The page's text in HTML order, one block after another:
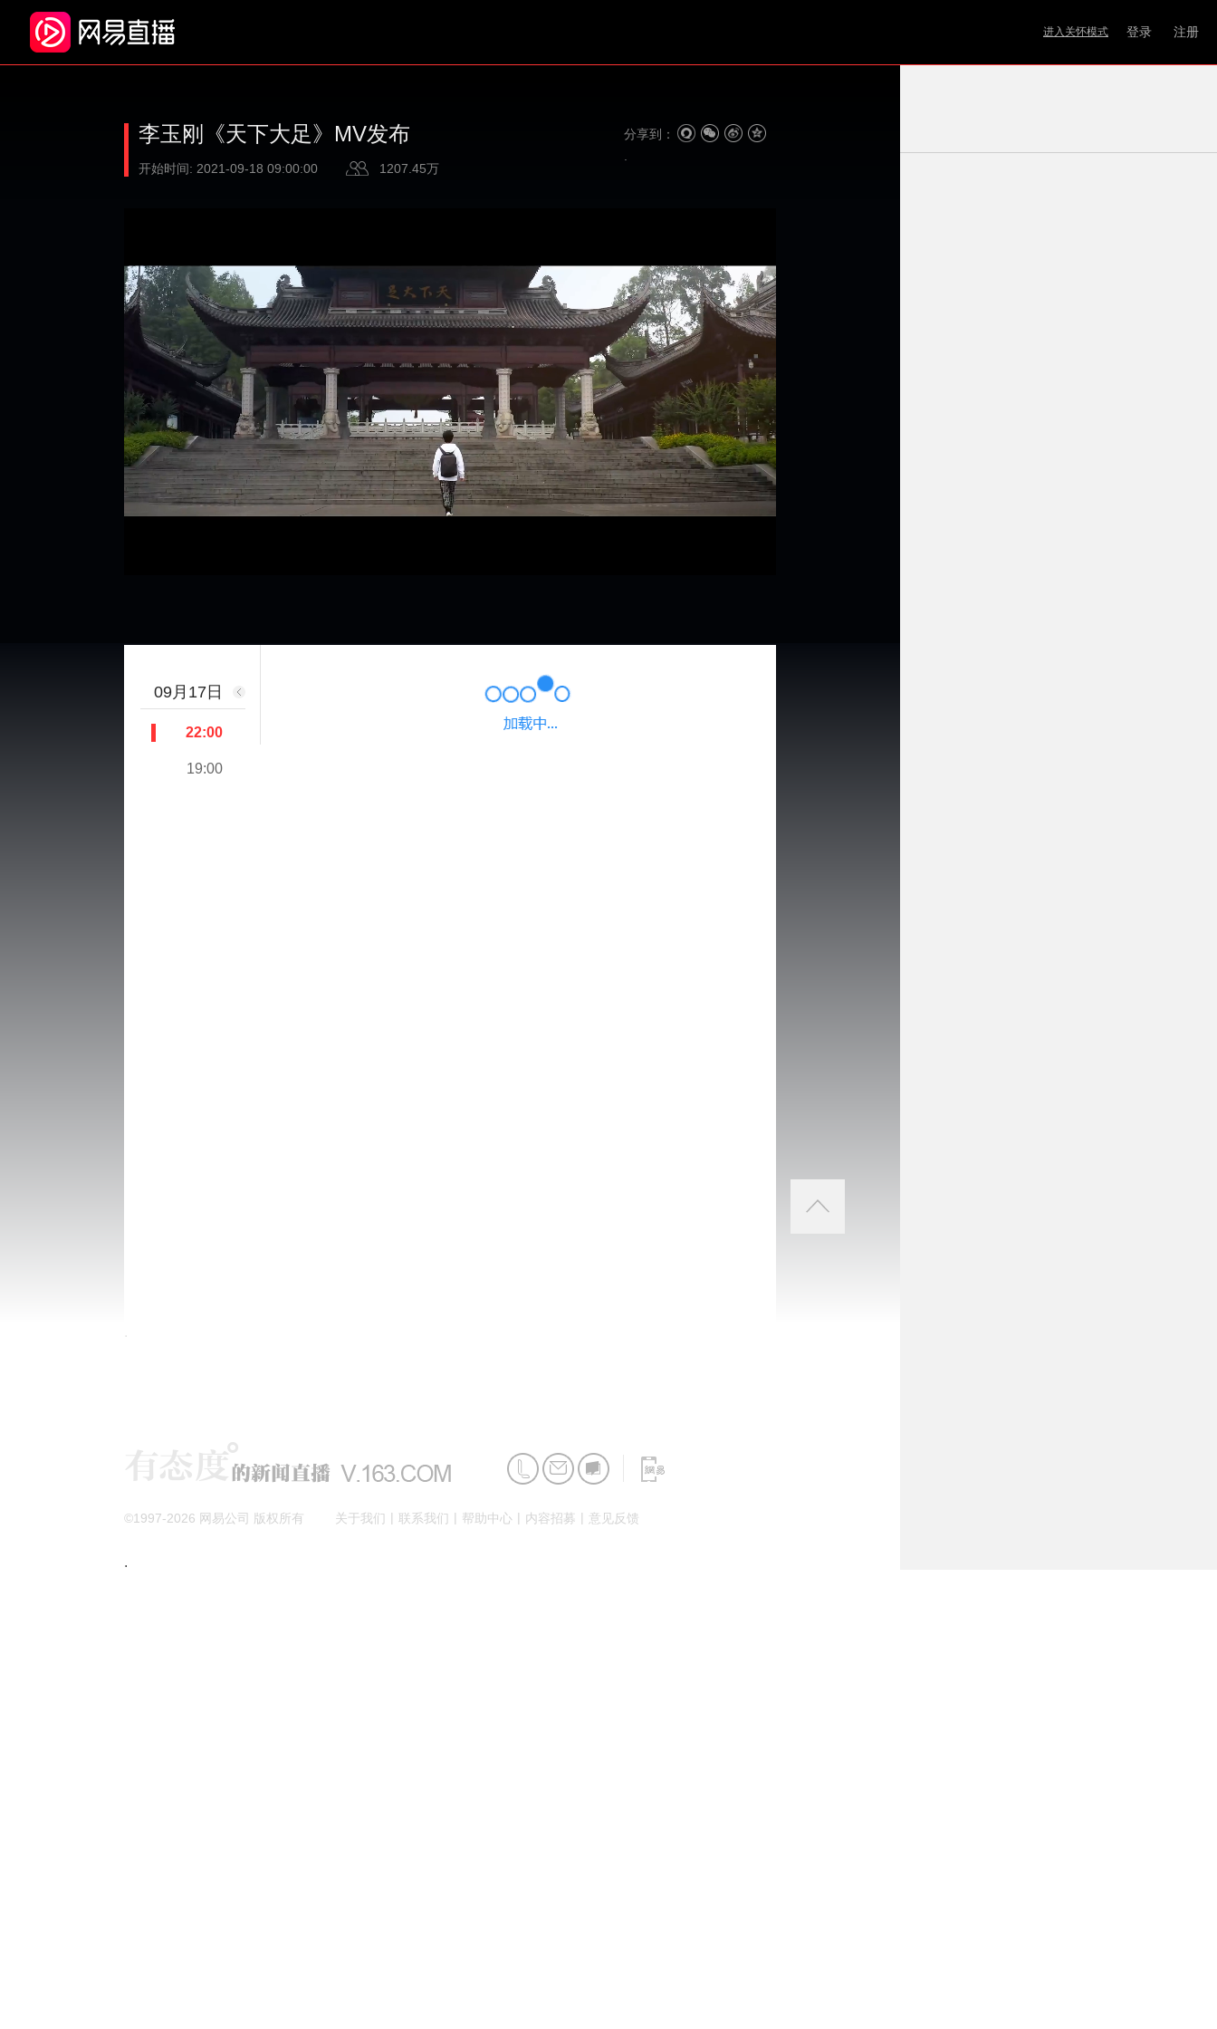
进入关怀模式 登录 注册
李玉刚《天下大足》MV发布 分享到：
开始时间: 2021-09-18 09:00:00 1207.45万
09月17日
22:00
19:00
©1997-2026 网易公司 版权所有 关于我们 | 联系我们 | 帮助中心 | 内容招募 | 意见反馈